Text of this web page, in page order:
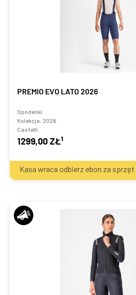
PREMIO EVO LATO 2026
Spodenki
Kolekcja: 2026
Castelli
1299,00 ZŁ1
Kasa wraca odbierz ebon za sprzęt